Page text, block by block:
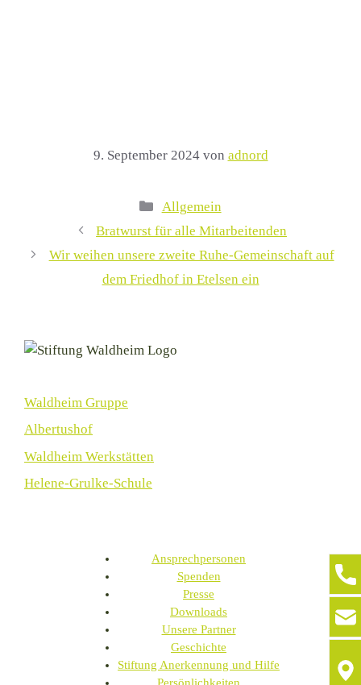
9. September 2024 von adnord
Kategorien
Allgemein
Bratwurst für alle Mitarbeitenden
Wir weihen unsere zweite Ruhe-Gemeinschaft auf
dem Friedhof in Etelsen ein
Waldheim Gruppe
Albertushof
Waldheim Werkstätten
Helene-Grulke-Schule
Ansprechpersonen
Spenden
Presse
Downloads
Unsere Partner
Geschichte
Stiftung Anerkennung und Hilfe